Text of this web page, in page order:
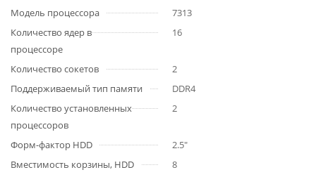
Модель процессора
7313
Количество ядер в
процессоре
16
Количество сокетов
2
Поддерживаемый тип памяти
DDR4
Количество установленных
процессоров
2
Форм-фактор HDD
2.5"
Вместимость корзины, HDD
8